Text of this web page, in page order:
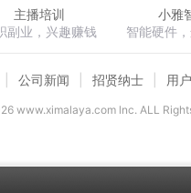
主播培训
副业，兴趣赚钱
小雅
智能硬件
公司新闻 招贤纳士 用
www.ximalaya.com lnc. ALL